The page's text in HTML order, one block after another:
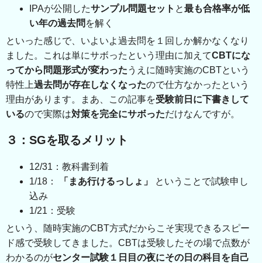
IPAが公開したサンプル問題セット と最も合格率が低
い年の過去問 を解く
といった感じで、いよいよ過去問を１回しか解かなくなり
ました。これは単にサボったという理由に加えてCBTにな
ってから問題形式が変わった うえに随時実施のCBTという
特性上過去問が存在しなくなったので仕方なかったという
理由があります。まあ、この記事を受験前日に下書きして
いるので実際は対策を完全にサボっただけなんですが。
３：SGを取るメリット
12/31：教科書到着
1/18：
「まあ行けるっしょ」
ということで試験申し
込み
1/21：受験
という、随時実施のCBT方式だからこそ実現できるスピー
ド感で受験してきました。CBTは受験したその場で点数が
わかるのがセンター試験１日目の夜にその日の科目を自己